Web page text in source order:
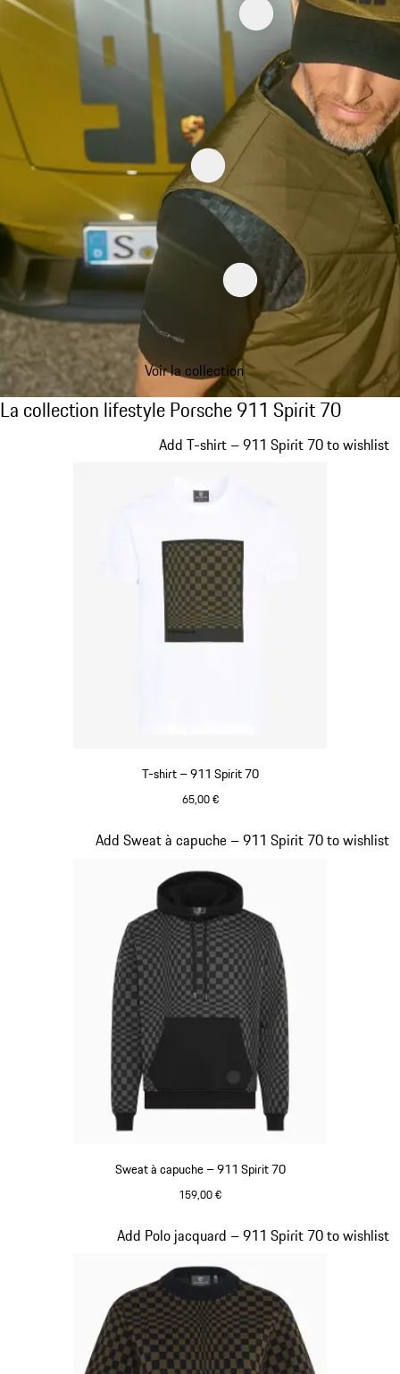
Voir la collection
La collection lifestyle Porsche 911 Spirit 70
La collection lifestyle Porsche 911 Spirit 70
T-shirt – 911 Spirit 70
65,00 €
Add T-shirt – 911 Spirit 70 to wishlist
Sweat à capuche – 911 Spirit 70
159,00 €
Add Sweat à capuche – 911 Spirit 70 to wishlist
Diapositive 2 sur 20
Add Polo jacquard – 911 Spirit 70 to wishlist
Diapositive 3 sur 20